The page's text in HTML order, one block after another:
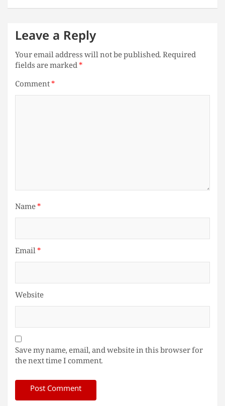
Leave a Reply
Your email address will not be published.Required
fields are marked*
Comment*
Name*
Email*
Website
Save my name, email, and website in this browser for
the next time I comment.